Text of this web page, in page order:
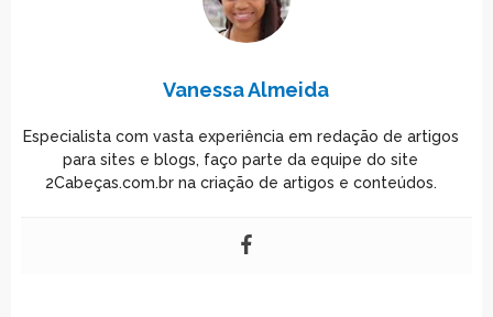
Vanessa Almeida
Especialista com vasta experiência em redação de artigos
para sites e blogs, faço parte da equipe do site
2Cabeças.com.br na criação de artigos e conteúdos.